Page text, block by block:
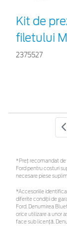
Kit de
filetului
2375527
*Preţ recomandat de
Ford pentru costuri
necesare piese
*Accesoriile
diferite condiții de
Ford. Denumirea
orice utilizare a unor
face sub licență.